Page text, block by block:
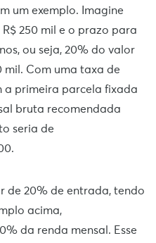
um exemplo. Imagine
250 mil e o prazo para
ou seja, 20% do valor
mil. Com uma taxa de
a primeira parcela fixada
bruta recomendada
seria de
de 20% de entrada, tendo
acima,
da renda mensal . Esse